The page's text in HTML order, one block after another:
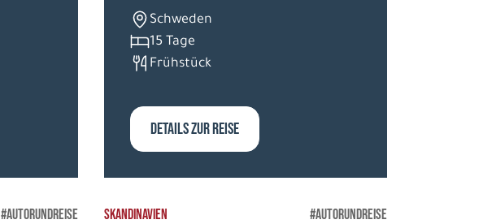
Schweden
15 Tage
Frühstück
DETAILS ZUR REISE
#AUTORUNDREISE SKANDINAVIEN #AUTORUNDREISE